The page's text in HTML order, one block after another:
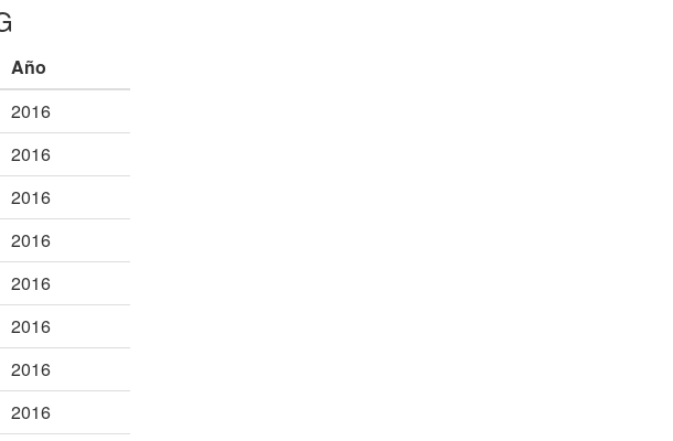
Año
2016
2016
2016
2016
2016
2016
2016
2016